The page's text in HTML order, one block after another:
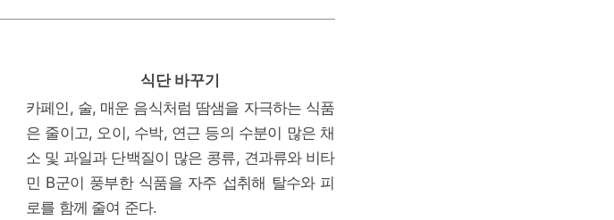
식단 바꾸기
카페인, 술, 매운 음식처럼 땀샘을 자극하는 식품
은 줄이고, 오이, 수박, 연근 등의 수분이 많은 채
소 및 과일과 단백질이 많은 콩류, 견과류와 비타
민 B군이 풍부한 식품을 자주 섭취해 탈수와 피
로를 함께 줄여 준다.